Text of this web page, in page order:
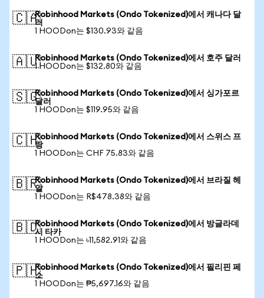
🇨🇦Robinhood Markets (Ondo Tokenized)에서 캐나다 달
러
1 HOODon는 $130.93와 같음
🇦🇺Robinhood Markets (Ondo Tokenized)에서 호주 달러
1 HOODon는 $132.80와 같음
🇸🇬Robinhood Markets (Ondo Tokenized)에서 싱가포르
달러
1 HOODon는 $119.95와 같음
🇨🇭Robinhood Markets (Ondo Tokenized)에서 스위스 프
랑
1 HOODon는 CHF 75.83와 같음
🇧🇷Robinhood Markets (Ondo Tokenized)에서 브라질 헤
알
1 HOODon는 R$478.38와 같음
🇧🇩Robinhood Markets (Ondo Tokenized)에서 방글라데
시 타카
1 HOODon는 ৳11,582.91와 같음
🇵🇭Robinhood Markets (Ondo Tokenized)에서 필리핀 페
소
1 HOODon는 ₱5,697.16와 같음